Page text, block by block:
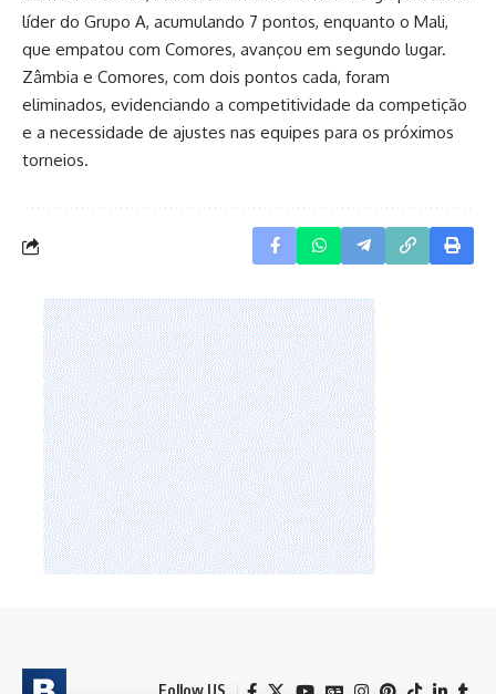
líder do Grupo A, acumulando 7 pontos, enquanto o Mali,
que empatou com Comores, avançou em segundo lugar.
Zâmbia e Comores, com dois pontos cada, foram
eliminados, evidenciando a competitividade da competição
e a necessidade de ajustes nas equipes para os próximos
torneios.
Follow US